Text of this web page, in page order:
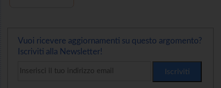
Vuoi ricevere aggiornamenti su questo argomento?
Iscriviti alla Newsletter!